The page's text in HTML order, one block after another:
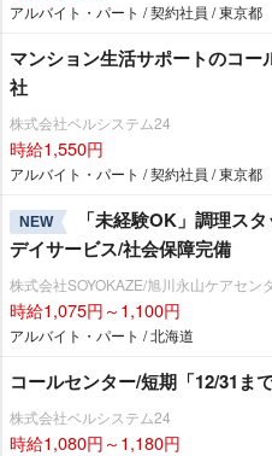
アルバイト・パート / 契約社員 / 東京都
マンション生活サポートのコ
社
株式会社ベルシステム24
時給1,550円
アルバイト・パート / 契約社員 / 東京都
NEW
「未経験OK」調理ス
デイサービス/社会保障完備
株式会社SOYOKAZE/旭川永山ケアセン
時給1,075円～1,100円
アルバイト・パート / 北海道
コールセンター/短期「12/31ま
株式会社ベルシステム24
時給1,080円～1,180円